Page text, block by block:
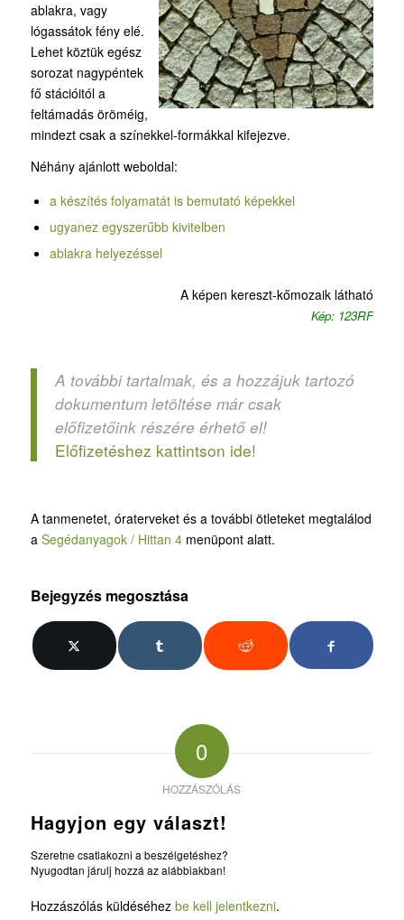
ablakra, vagy
lógassátok fény elé.
Lehet köztük egész
sorozat nagypéntek
fő stációitól a
feltámadás öröméig,
mindezt csak a színekkel-formákkal kifejezve.
Néhány ajánlott weboldal:
a készítés folyamatát is bemutató képekkel
ugyanez egyszerűbb kivitelben
ablakra helyezéssel
A képen kereszt-kőmozaik látható
Kép: 123RF
A további tartalmak, és a hozzájuk tartozó
dokumentum letöltése már csak
előfizetőink részére érhető el!
Előfizetéshez kattintson ide!
A tanmenetet, óraterveket és a további ötleteket megtalálod
a Segédanyagok / Hittan 4menüpont alatt.
Bejegyzés megosztása
0
HOZZÁSZÓLÁS
Hagyjon egy választ!
Szeretne csatlakozni a beszélgetéshez?
Nyugodtan járulj hozzá az alábbiakban!
Hozzászólás küldéséhez be kell jelentkezni.